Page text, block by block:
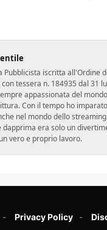
Pubblicista iscritta all'Ordine
tessera n. 184935 dal 31
appassionata del
Con il tempo ho
nel mondo dello
dapprima era solo un
vero e proprio lavoro.
Privacy Policy